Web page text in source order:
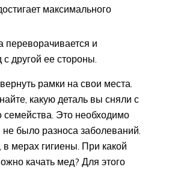
максимального
переворачивается и
другой ее стороны.
рамки на свои места.
какую деталь вы сняли с
семейства. Это необходимо
не было разноса заболеваний.
мерах гигиены. При какой
качать мед? Для этого